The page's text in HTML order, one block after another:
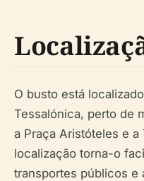
O busto está
Tessalónica, perto de
a Praça Aristóteles e a
localização torna-o
transportes públicos e